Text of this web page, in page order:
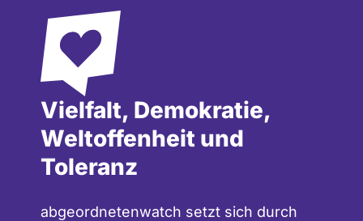
Vielfalt, Demokratie,
Weltoffenheit und
Toleranz
abgeordnetenwatch setzt sich durch